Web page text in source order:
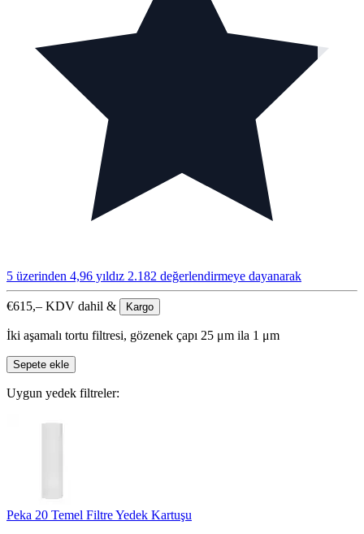
5 üzerinden 4,96 yıldız 2.182 değerlendirmeye dayanarak
€615,– KDV dahil & Kargo
İki aşamalı tortu filtresi, gözenek çapı 25 μm ila 1 μm
Sepete ekle
Uygun yedek filtreler:
Peka 20 Temel Filtre Yedek Kartuşu